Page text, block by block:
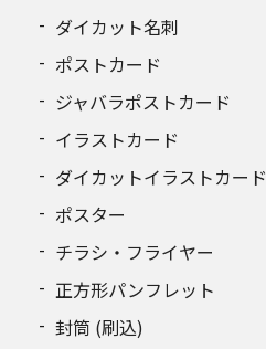
ダイカット名刺
ポストカード
ジャバラポストカード
イラストカード
ダイカットイラストカード
ポスター
チラシ・フライヤー
正方形パンフレット
封筒 (刷込)